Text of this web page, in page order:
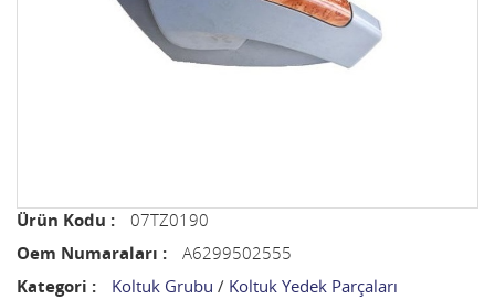
Ürün Kodu :
07TZ0190
Oem Numaraları :
A6299502555
Kategori :
Koltuk Grubu / Koltuk Yedek Parçaları